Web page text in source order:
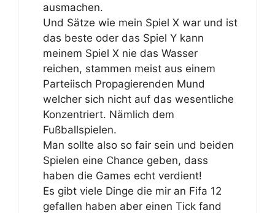
ausmachen.
Und Sätze wie mein Spiel X war und ist
das beste oder das Spiel Y kann
meinem Spiel X nie das Wasser
reichen, stammen meist aus einem
Parteiisch Propagierenden Mund
welcher sich nicht auf das wesentliche
Konzentriert. Nämlich dem
Fußballspielen.
Man sollte also so fair sein und beiden
Spielen eine Chance geben, dass
haben die Games echt verdient!
Es gibt viele Dinge die mir an Fifa 12
gefallen haben aber einen Tick fand